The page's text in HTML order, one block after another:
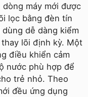
máy mới được
lọc bằng đèn tín
dễ dàng kiểm
lõi định kỳ. Một
điều khiển cảm
nước phù hợp để
trẻ nhỏ. Theo
đều ứng dụng